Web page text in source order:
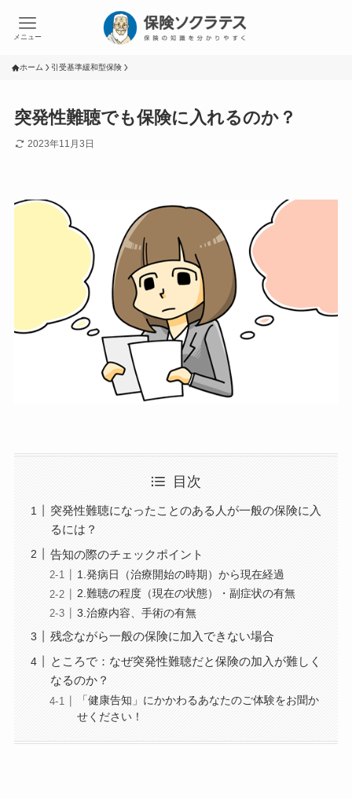
メニュー
ホーム 引受基準緩和型保険
突発性難聴でも保険に入れるのか？
2023年11月3日
目次
突発性難聴になったことのある人が一般の保険に入
るには？
告知の際のチェックポイント
1.発病日（治療開始の時期）から現在経過
2.難聴の程度（現在の状態）・副症状の有無
3.治療内容、手術の有無
残念ながら一般の保険に加入できない場合
ところで：なぜ突発性難聴だと保険の加入が難しく
なるのか？
「健康告知」にかかわるあなたのご体験をお聞か
せください！